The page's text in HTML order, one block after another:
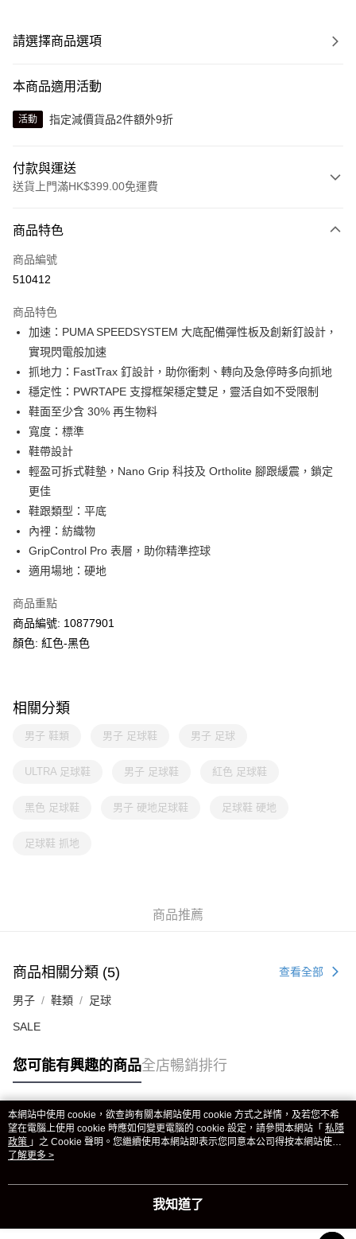
請選擇商品選項
本商品適用活動
活動 指定減價貨品2件額外9折
付款與運送
送貨上門滿HK$399.00免運費
信用卡
線上付款
Alipay, PayMe, WeChat Pay, UnionPay, FPS
送貨方式
單筆訂單淨值滿$399可享免運費優惠
每筆HK$30.00，滿HK$399.00或以上免運費
滿$599可享澳門免運費優惠
商品特色
商品編號
510412
商品特色
加速：PUMA SPEEDSYSTEM 大底配備彈性板及創新釘設計，
實現閃電般加速
抓地力：FastTrax 釘設計，助你衝刺、轉向及急停時多向抓地
穩定性：PWRTAPE 支撐框架穩定雙足，靈活自如不受限制
鞋面至少含 30% 再生物料
寬度：標準
鞋帶設計
輕盈可拆式鞋墊，Nano Grip 科技及 Ortholite 腳跟緩震，鎖定
更佳
鞋跟類型：平底
內裡：紡織物
GripControl Pro 表層，助你精準控球
適用場地：硬地
商品重點
商品編號: 10877901
顏色: 紅色-黑色
相關分類
男子 鞋類 男子 足球鞋 男子 足球
ULTRA 足球鞋 男子 足球鞋 紅色 足球鞋
黑色 足球鞋 男子 硬地足球鞋 足球鞋 硬地
足球鞋 抓地
商品推薦
商品相關分類 (5) 查看全部
男子 鞋類 足球
SALE
您可能有興趣的商品全店暢銷排行
熱門標籤
熱銷排行
本網站中使用 cookie，欲查詢有關本網站使用 cookie 方式之詳情，及若您不希
望在電腦上使用 cookie 時應如何變更電腦的 cookie 設定，請參閱本網站「 私隱
政策 」之 Cookie 聲明。您繼續使用本網站即表示您同意本公司得按本網站使用
條款之 Cookie 聲明使用 cookie。
了解更多 >
我知道了